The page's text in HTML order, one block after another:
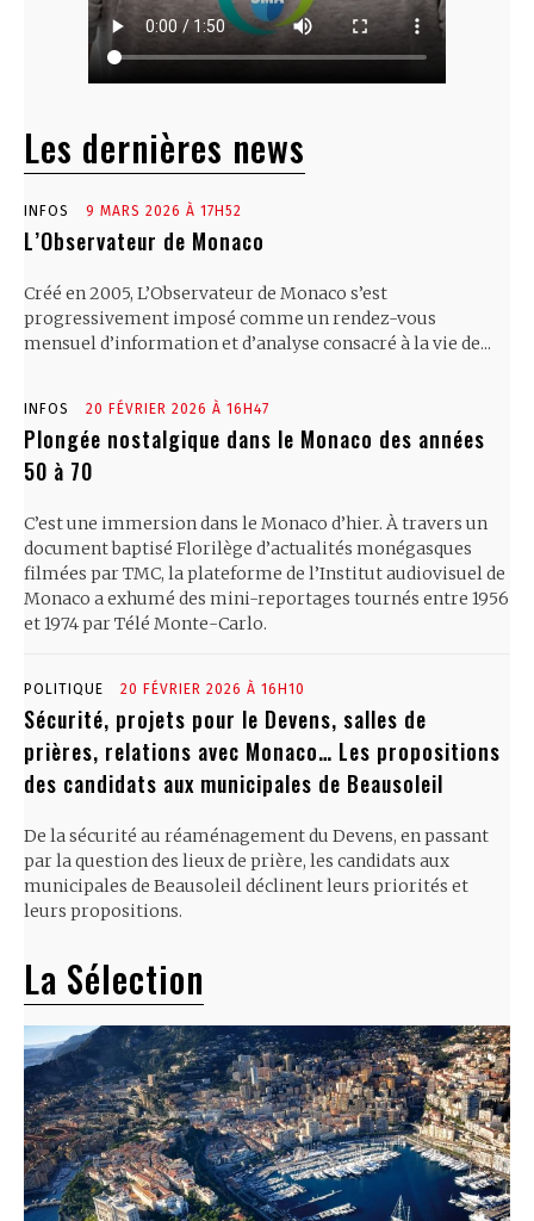
Les dernières news
INFOS 9 MARS 2026 À 17H52
L’Observateur de Monaco
Créé en 2005, L’Observateur de Monaco s’est
progressivement imposé comme un rendez-vous
mensuel d’information et d’analyse consacré à la vie de...
INFOS 20 FÉVRIER 2026 À 16H47
Plongée nostalgique dans le Monaco des années
50 à 70
C’est une immersion dans le Monaco d’hier. À travers un
document baptisé Florilège d’actualités monégasques
filmées par TMC, la plateforme de l’Institut audiovisuel de
Monaco a exhumé des mini-reportages tournés entre 1956
et 1974 par Télé Monte-Carlo.
POLITIQUE 20 FÉVRIER 2026 À 16H10
Sécurité, projets pour le Devens, salles de
prières, relations avec Monaco… Les propositions
des candidats aux municipales de Beausoleil
De la sécurité au réaménagement du Devens, en passant
par la question des lieux de prière, les candidats aux
municipales de Beausoleil déclinent leurs priorités et
leurs propositions.
La Sélection